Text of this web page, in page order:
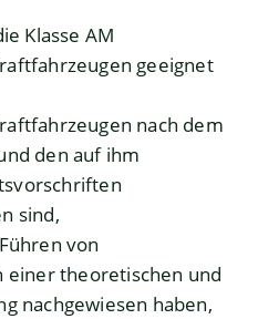
Klasse AM
geeignet
nach dem
den auf ihm
sind,
von
einer theoretischen und
nachgewiesen haben,